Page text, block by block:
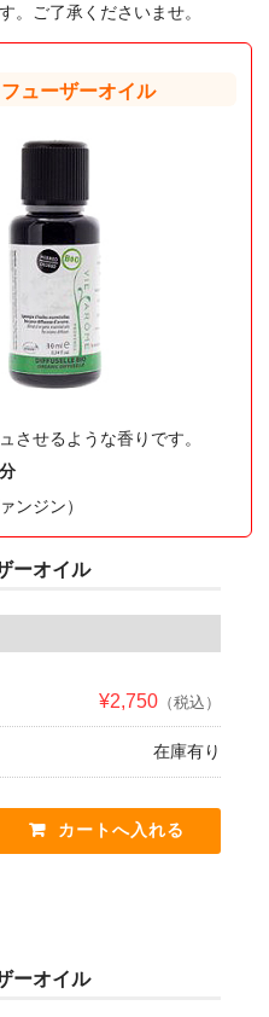
。ご了承くださいませ。
ューザーオイル
させるような香りです。
ンジン）
ーオイル
¥2,750 （税込）
在庫有り
ーオイル